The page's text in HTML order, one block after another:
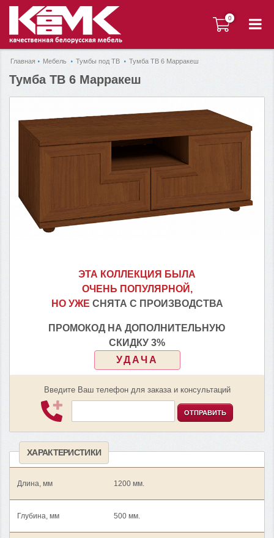
0
0
Главная Мебель Тумбы под ТВ Тумба ТВ 6 Марракеш
Тумба ТВ 6 Марракеш
ЭТА КОЛЛЕКЦИЯ БЫЛА
ОЧЕНЬ ПОПУЛЯРНОЙ,
НО УЖЕ СНЯТА С ПРОИЗВОДСТВА
ПРОМОКОД НА ДОПОЛНИТЕЛЬНУЮ
СКИДКУ 3%
УДАЧА
Введите Ваш телефон для заказа и консультаций
ОТПРАВИТЬ
ХАРАКТЕРИСТИКИ
Длина, мм 1200 мм.
Глубина, мм 500 мм.